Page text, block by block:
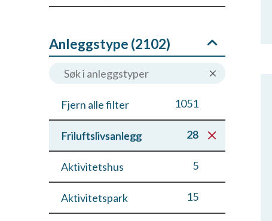
Anleggstype (2102)
Fjern alle filter 1051
Friluftslivsanlegg 28
Aktivitetshus 5
Aktivitetspark 15